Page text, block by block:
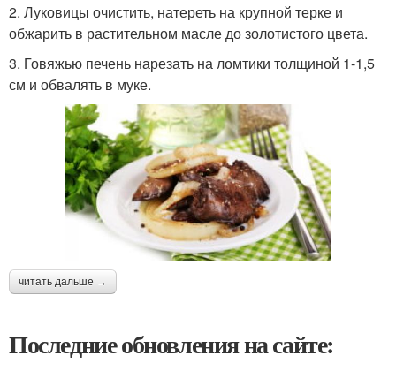
2. Луковицы очистить, натереть на крупной терке и
обжарить в растительном масле до золотистого цвета.
3. Говяжью печень нарезать на ломтики толщиной 1-1,5
см и обвалять в муке.
читать дальше →
Последние обновления на сайте: